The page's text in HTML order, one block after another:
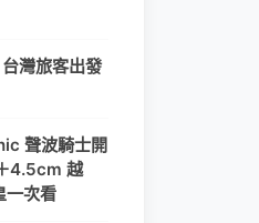
灣旅客出發
聲波騎士開
4.5cm 越
一次看